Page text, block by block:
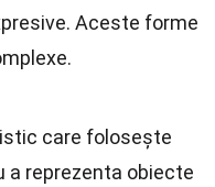
Aceste forme
care folosește
a reprezenta obiecte